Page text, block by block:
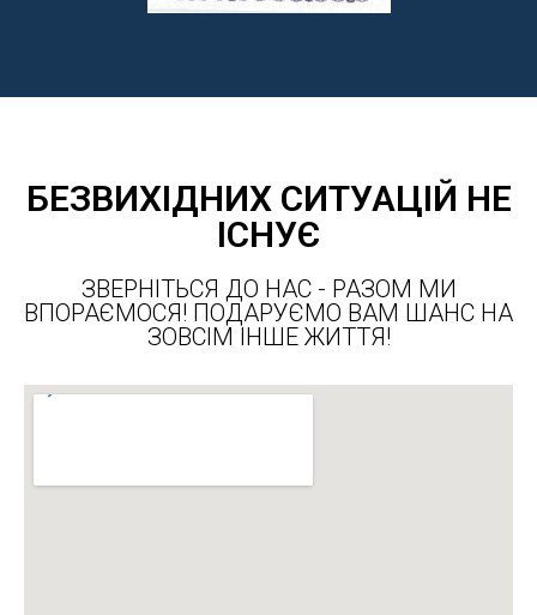
БЕЗВИХІДНИХ СИТУАЦІЙ НЕ
ІСНУЄ
ЗВЕРНІТЬСЯ ДО НАС - РАЗОМ МИ
ВПОРАЄМОСЯ! ПОДАРУЄМО ВАМ ШАНС НА
ЗОВСІМ ІНШЕ ЖИТТЯ!